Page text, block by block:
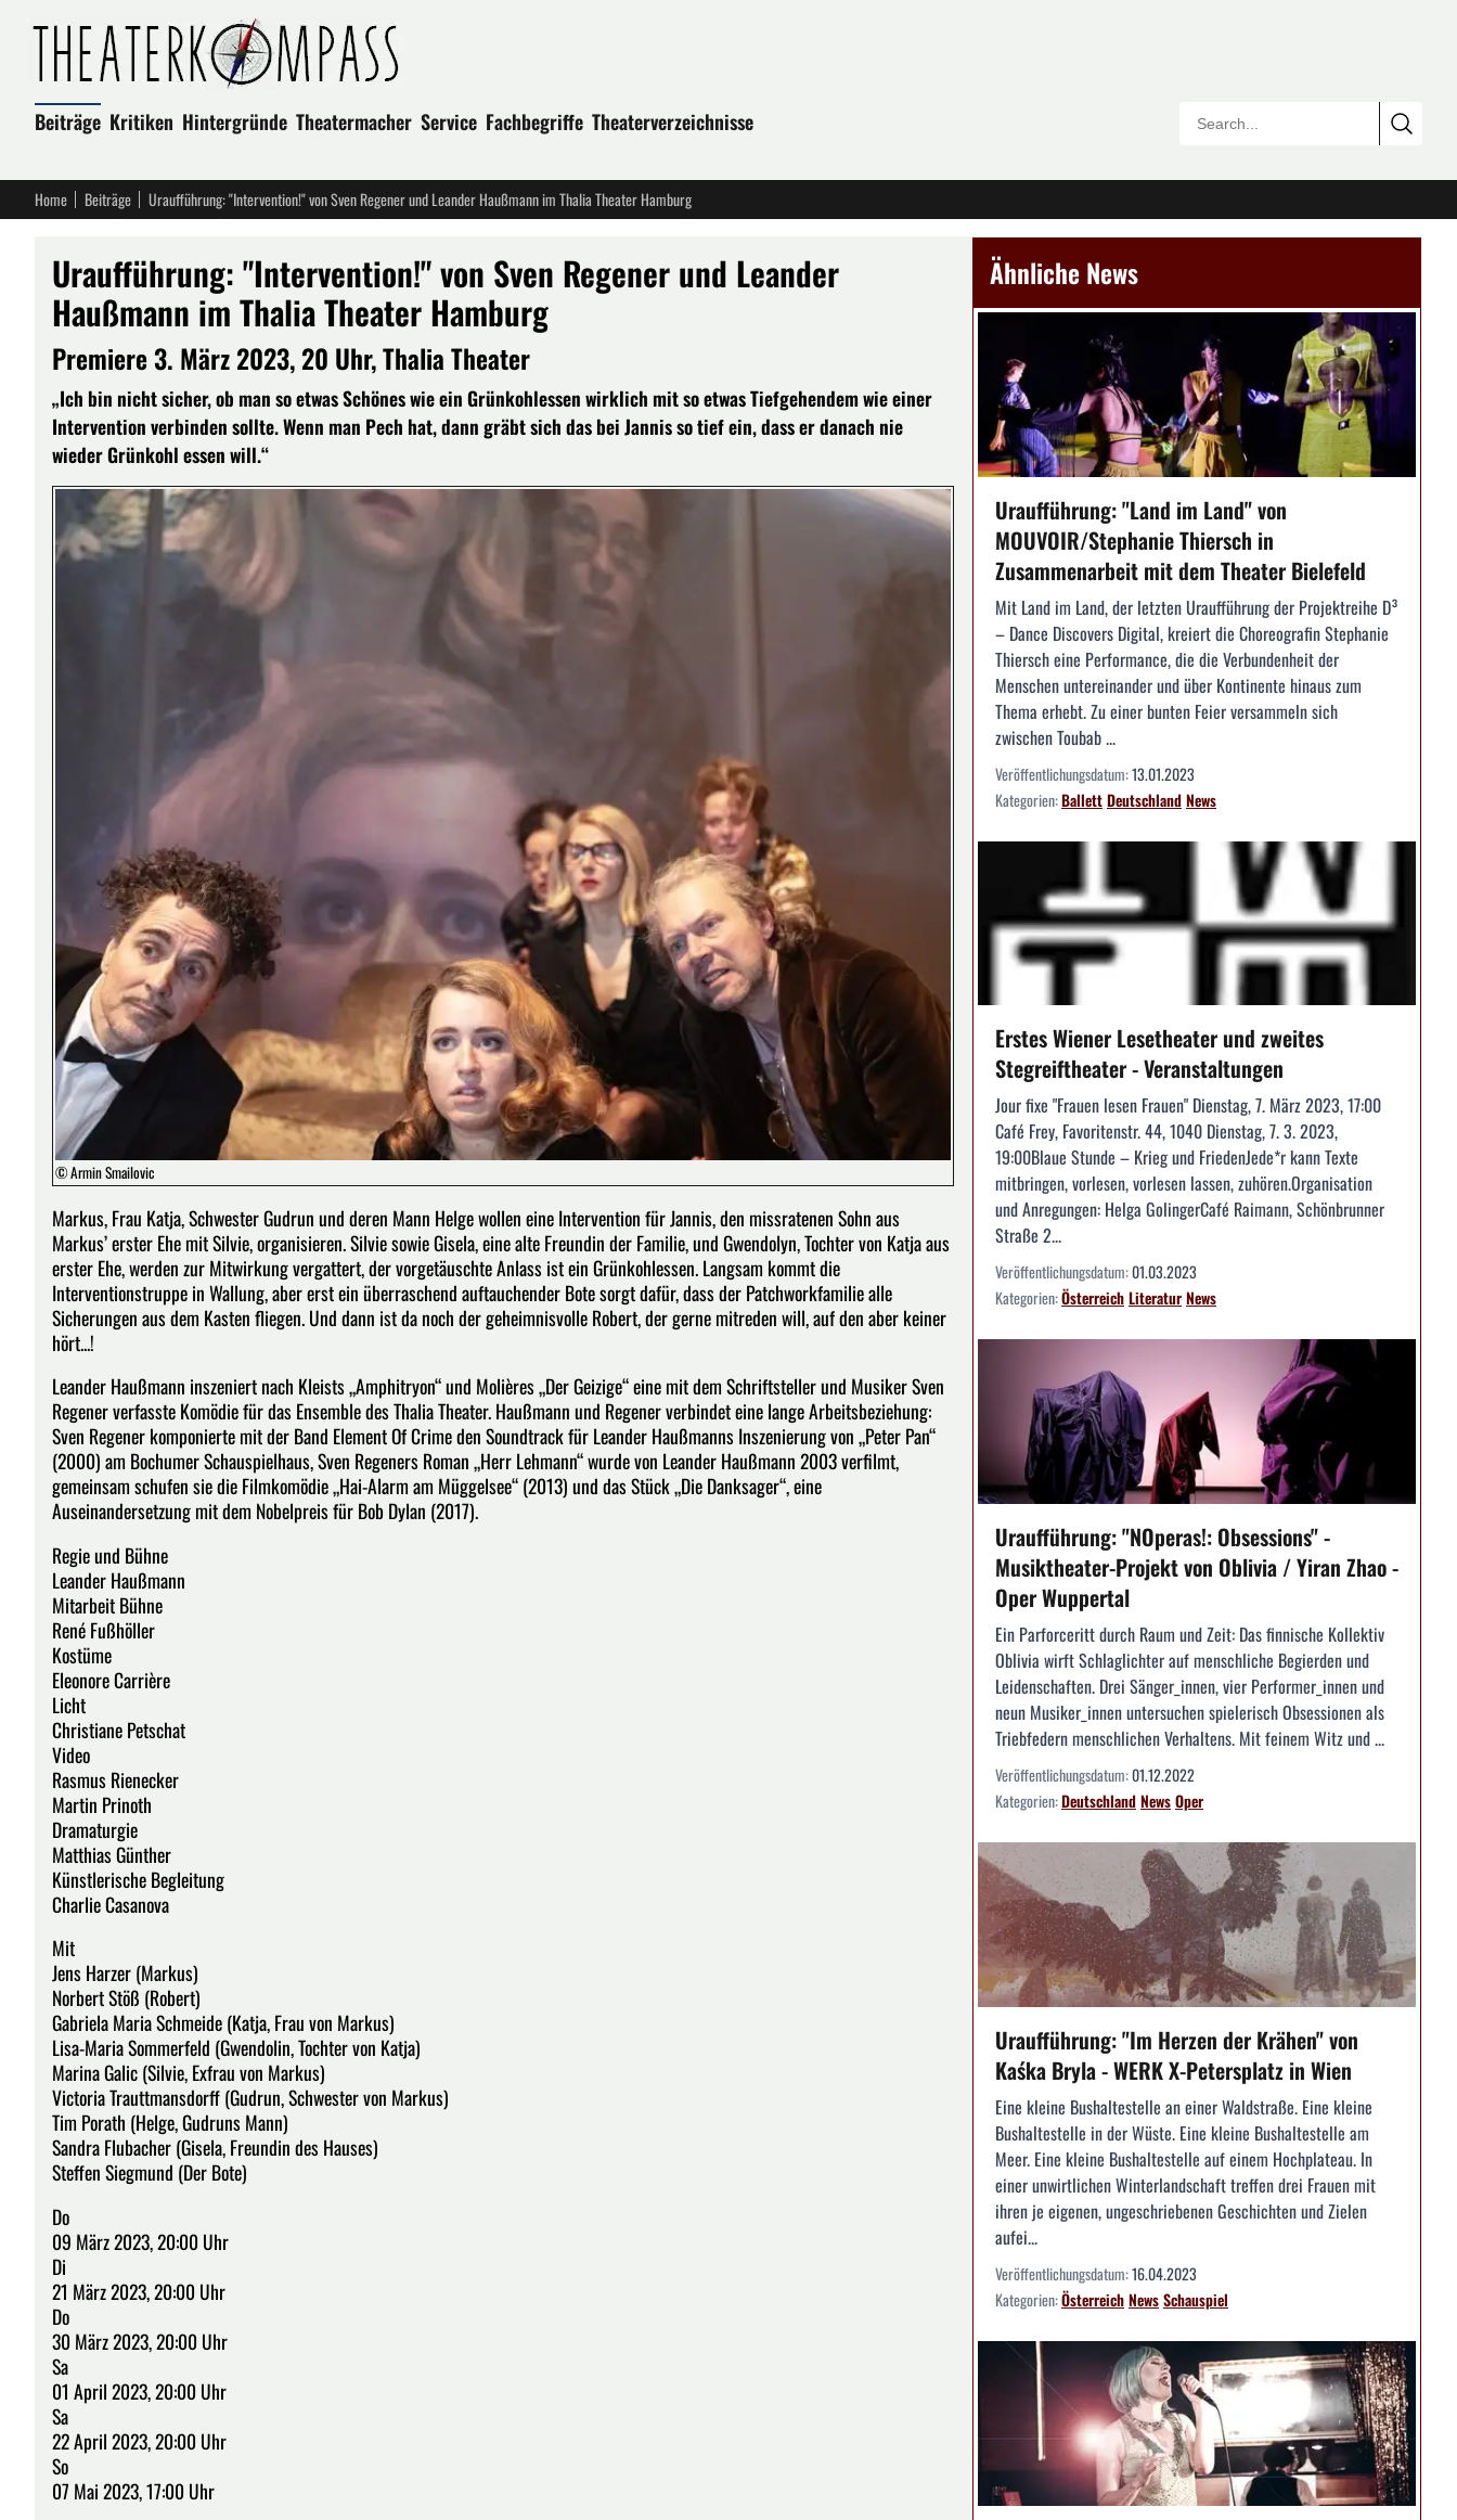
Beiträge Kritiken Hintergründe Theatermacher Service Fachbegriffe Theaterverzeichnisse
Home Beiträge Uraufführung: "Intervention!" von Sven Regener und Leander Haußmann im Thalia Theater Hamburg
Uraufführung: "Intervention!" von Sven Regener und Leander
Haußmann im Thalia Theater Hamburg
Premiere 3. März 2023, 20 Uhr, Thalia Theater
„Ich bin nicht sicher, ob man so etwas Schönes wie ein Grünkohlessen wirklich mit so etwas Tiefgehendem wie einer
Intervention verbinden sollte. Wenn man Pech hat, dann gräbt sich das bei Jannis so tief ein, dass er danach nie
wieder Grünkohl essen will.“
© Armin Smailovic
Markus, Frau Katja, Schwester Gudrun und deren Mann Helge wollen eine Intervention für Jannis, den missratenen Sohn aus
Markus’ erster Ehe mit Silvie, organisieren. Silvie sowie Gisela, eine alte Freundin der Familie, und Gwendolyn, Tochter von Katja aus
erster Ehe, werden zur Mitwirkung vergattert, der vorgetäuschte Anlass ist ein Grünkohlessen. Langsam kommt die
Interventionstruppe in Wallung, aber erst ein überraschend auftauchender Bote sorgt dafür, dass der Patchworkfamilie alle
Sicherungen aus dem Kasten fliegen. Und dann ist da noch der geheimnisvolle Robert, der gerne mitreden will, auf den aber keiner
hört...!
Leander Haußmann inszeniert nach Kleists „Amphitryon“ und Molières „Der Geizige“ eine mit dem Schriftsteller und Musiker Sven
Regener verfasste Komödie für das Ensemble des Thalia Theater. Haußmann und Regener verbindet eine lange Arbeitsbeziehung:
Sven Regener komponierte mit der Band Element Of Crime den Soundtrack für Leander Haußmanns Inszenierung von „Peter Pan“
(2000) am Bochumer Schauspielhaus, Sven Regeners Roman „Herr Lehmann“ wurde von Leander Haußmann 2003 verfilmt,
gemeinsam schufen sie die Filmkomödie „Hai-Alarm am Müggelsee“ (2013) und das Stück „Die Danksager“, eine
Auseinandersetzung mit dem Nobelpreis für Bob Dylan (2017).
Regie und Bühne
Leander Haußmann
Mitarbeit Bühne
René Fußhöller
Kostüme
Eleonore Carrière
Licht
Christiane Petschat
Video
Rasmus Rienecker
Martin Prinoth
Dramaturgie
Matthias Günther
Künstlerische Begleitung
Charlie Casanova
Mit
Jens Harzer (Markus)
Norbert Stöß (Robert)
Gabriela Maria Schmeide (Katja, Frau von Markus)
Lisa-Maria Sommerfeld (Gwendolin, Tochter von Katja)
Marina Galic (Silvie, Exfrau von Markus)
Victoria Trauttmansdorff (Gudrun, Schwester von Markus)
Tim Porath (Helge, Gudruns Mann)
Sandra Flubacher (Gisela, Freundin des Hauses)
Steffen Siegmund (Der Bote)
Do
09 März 2023, 20:00 Uhr
Di
21 März 2023, 20:00 Uhr
Do
30 März 2023, 20:00 Uhr
Sa
01 April 2023, 20:00 Uhr
Sa
22 April 2023, 20:00 Uhr
So
07 Mai 2023, 17:00 Uhr
Ähnliche News
Uraufführung: "Land im Land" von
MOUVOIR/Stephanie Thiersch in
Zusammenarbeit mit dem Theater Bielefeld
Mit Land im Land, der letzten Uraufführung der Projektreihe D³
– Dance Discovers Digital, kreiert die Choreografin Stephanie
Thiersch eine Performance, die die Verbundenheit der
Menschen untereinander und über Kontinente hinaus zum
Thema erhebt. Zu einer bunten Feier versammeln sich
zwischen Toubab ...
Veröffentlichungsdatum:13.01.2023
Kategorien:BallettDeutschlandNews
Erstes Wiener Lesetheater und zweites
Stegreiftheater - Veranstaltungen
Jour fixe "Frauen lesen Frauen" Dienstag, 7. März 2023, 17:00
Café Frey, Favoritenstr. 44, 1040 Dienstag, 7. 3. 2023,
19:00Blaue Stunde – Krieg und FriedenJede*r kann Texte
mitbringen, vorlesen, vorlesen lassen, zuhören.Organisation
und Anregungen: Helga GolingerCafé Raimann, Schönbrunner
Straße 2...
Veröffentlichungsdatum:01.03.2023
Kategorien:ÖsterreichLiteraturNews
Uraufführung: "NOperas!: Obsessions" -
Musiktheater-Projekt von Oblivia / Yiran Zhao -
Oper Wuppertal
Ein Parforceritt durch Raum und Zeit: Das finnische Kollektiv
Oblivia wirft Schlaglichter auf menschliche Begierden und
Leidenschaften. Drei Sänger_innen, vier Performer_innen und
neun Musiker_innen untersuchen spielerisch Obsessionen als
Triebfedern menschlichen Verhaltens. Mit feinem Witz und ...
Veröffentlichungsdatum:01.12.2022
Kategorien:DeutschlandNewsOper
Uraufführung: "Im Herzen der Krähen" von
Kaśka Bryla - WERK X-Petersplatz in Wien
Eine kleine Bushaltestelle an einer Waldstraße. Eine kleine
Bushaltestelle in der Wüste. Eine kleine Bushaltestelle am
Meer. Eine kleine Bushaltestelle auf einem Hochplateau. In
einer unwirtlichen Winterlandschaft treffen drei Frauen mit
ihren je eigenen, ungeschriebenen Geschichten und Zielen
aufei...
Veröffentlichungsdatum:16.04.2023
Kategorien:ÖsterreichNewsSchauspiel